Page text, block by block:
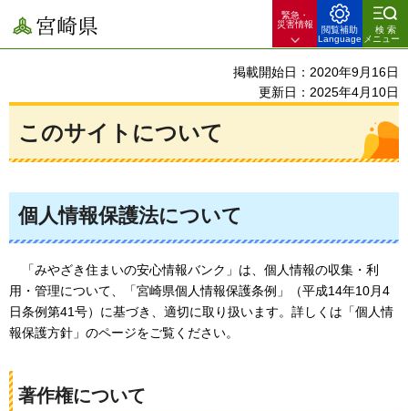
宮崎県
緊急・
災害情報
閲覧補助
Language
検索
メニュー
掲載開始日：2020年9月16日
更新日：2025年4月10日
このサイトについて
個人情報保護法について
「みやざき住まいの安心情報バンク」は、個人情報の収集・利
用・管理について、「宮崎県個人情報保護条例」（平成14年10月4
日条例第41号）に基づき、適切に取り扱います。詳しくは「個人情
報保護方針」のページをご覧ください。
著作権について